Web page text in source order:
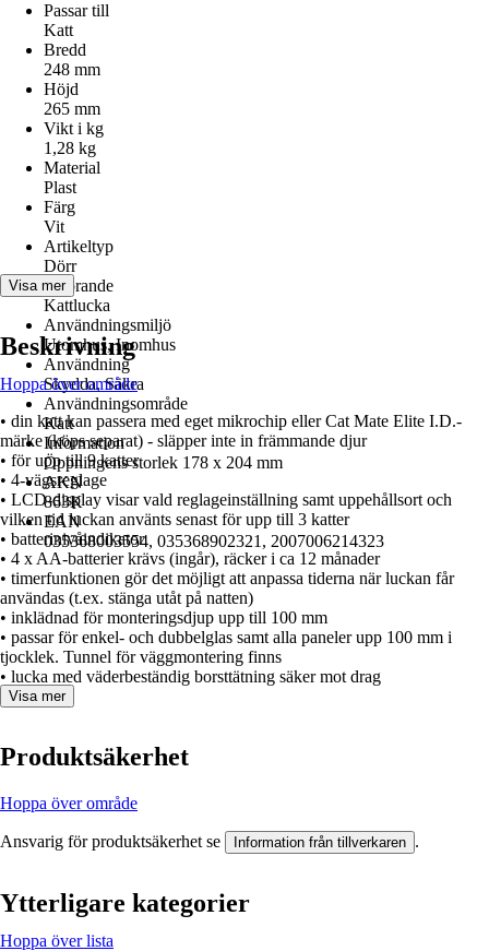
Passar till
Katt
Bredd
248 mm
Höjd
265 mm
Vikt i kg
1,28 kg
Material
Plast
Färg
Vit
Artikeltyp
Dörr
Utförande
Kattlucka
Användningsmiljö
Utomhus, Inomhus
Användning
Skydda, Säkra
Användningsområde
Katt
Information
Öppningens storlek 178 x 204 mm
AKN
863K
EAN
035368003554, 035368902321, 2007006214323
Visa mer
Beskrivning
Hoppa över område
• din katt kan passera med eget mikrochip eller Cat Mate Elite I.D.-
märke (köps separat) - släpper inte in främmande djur
• för upp till 9 katter
• 4-vägsreglage
• LCD-display visar vald reglageinställning samt uppehållsort och
vilken tid luckan använts senast för upp till 3 katter
• batterinivåindikator
• 4 x AA-batterier krävs (ingår), räcker i ca 12 månader
• timerfunktionen gör det möjligt att anpassa tiderna när luckan får
användas (t.ex. stänga utåt på natten)
• inklädnad för monteringsdjup upp till 100 mm
• passar för enkel- och dubbelglas samt alla paneler upp 100 mm i
tjocklek. Tunnel för väggmontering finns
• lucka med väderbeständig borsttätning säker mot drag
Visa mer
Produktsäkerhet
Hoppa över område
Ansvarig för produktsäkerhet se Information från tillverkaren .
Ytterligare kategorier
Hoppa över lista